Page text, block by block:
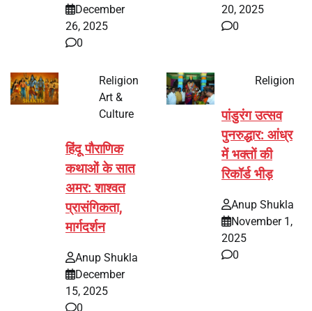
December
26, 2025
0
20, 2025
0
Religion
Art &
Culture
हिंदू पौराणिक
कथाओं के सात
अमर: शाश्वत
प्रासंगिकता,
मार्गदर्शन
Anup Shukla
December
15, 2025
0
Religion
पांडुरंग उत्सव
पुनरुद्धार: आंध्र
में भक्तों की
रिकॉर्ड भीड़
Anup Shukla
November 1,
2025
0